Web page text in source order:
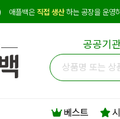
애플백은 직접 생산하는 공장을 운영
공공기
베스트